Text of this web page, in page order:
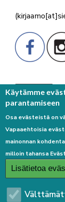
Palaute
Linkkejä
Etusivulle
Käytämme
parantamiseen
Osa evästeistä on
Vapaaehtoisia
mainonnan
milloin tahansa
Lisätietoa